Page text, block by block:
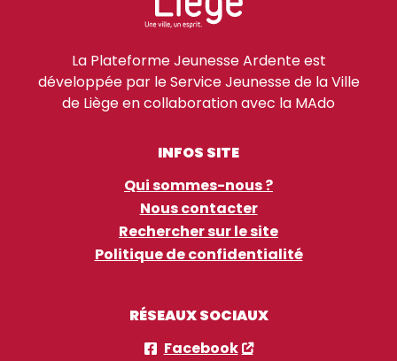
La Plateforme Jeunesse Ardente est
développée par le Service Jeunesse de la Ville
de Liège en collaboration avec la MAdo
INFOS SITE
Qui sommes-nous ?
Nous contacter
Rechercher sur le site
Politique de confidentialité
RÉSEAUX SOCIAUX
Facebook